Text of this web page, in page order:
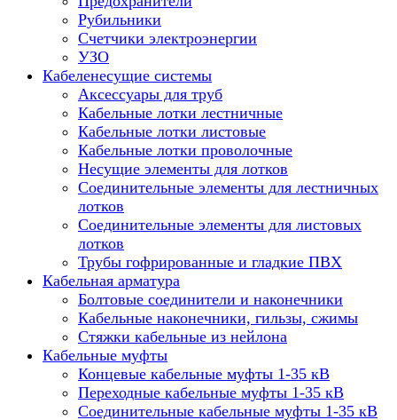
Рубильники
Счетчики электроэнергии
УЗО
Кабеленесущие системы
Аксессуары для труб
Кабельные лотки лестничные
Кабельные лотки листовые
Кабельные лотки проволочные
Несущие элементы для лотков
Соединительные элементы для лестничных
лотков
Соединительные элементы для листовых
лотков
Трубы гофрированные и гладкие ПВХ
Кабельная арматура
Болтовые соединители и наконечники
Кабельные наконечники, гильзы, сжимы
Стяжки кабельные из нейлона
Кабельные муфты
Концевые кабельные муфты 1-35 кВ
Переходные кабельные муфты 1-35 кВ
Соединительные кабельные муфты 1-35 кВ